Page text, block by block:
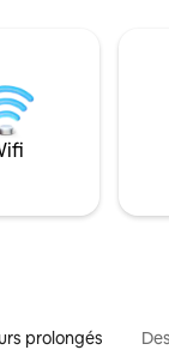
prolongés